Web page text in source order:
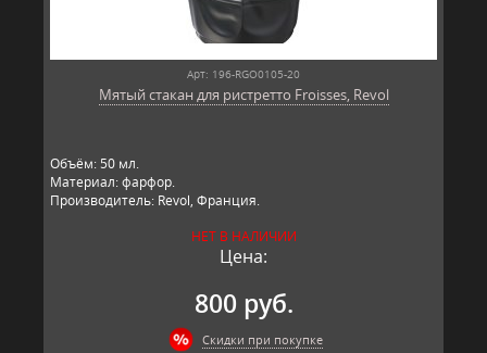
Арт: 196-RGO0105-20
Мятый стакан для ристретто Froisses, Revol
Объём: 50 мл.
Материал: фарфор.
Производитель: Revol, Франция.
НЕТ В НАЛИЧИИ
Цена:
800 руб.
Скидки при покупке